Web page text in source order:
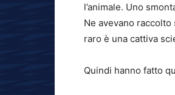
l’animale. Uno
Ne avevano
raro è una cattiva
Quindi hanno fatto